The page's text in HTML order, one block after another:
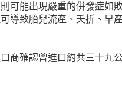
可能出現嚴重的併發症如
導致胎兒流產、夭折、早
商確認曾進口約共三十九